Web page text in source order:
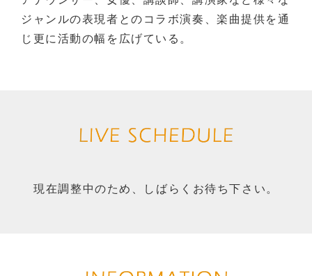
ジャンルの表現者とのコラボ演奏、楽曲提供を通
じ更に活動の幅を広げている。
現在調整中のため、しばらくお待ち下さい。